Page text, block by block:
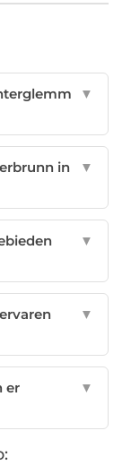
▼
in
▼
▼
▼
er
▼